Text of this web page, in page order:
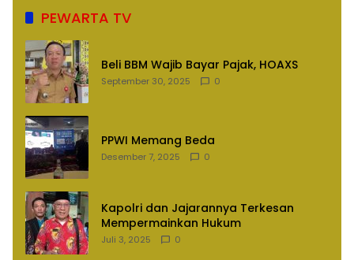
PEWARTA TV
Beli BBM Wajib Bayar Pajak, HOAXS
September 30, 2025 0
PPWI Memang Beda
Desember 7, 2025 0
Kapolri dan Jajarannya Terkesan
Mempermainkan Hukum
Juli 3, 2025 0